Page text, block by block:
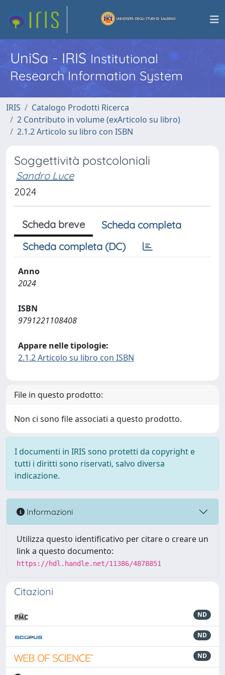
UniSa - IRISInstitutional
Research Information System
IRIS
Catalogo Prodotti Ricerca
2 Contributo in volume (exArticolo su libro)
2.1.2 Articolo su libro con ISBN
Soggettività postcoloniali
Sandro Luce
2024
Scheda breve
Scheda completa
Scheda completa (DC)
Anno
2024
ISBN
9791221108408
Appare nelle tipologie:
2.1.2 Articolo su libro con ISBN
File in questo prodotto:
Non ci sono file associati a questo prodotto.
I documenti in IRIS sono protetti da copyright e
tutti i diritti sono riservati, salvo diversa
indicazione.
Informazioni
Utilizza questo identificativo per citare o creare un
link a questo documento:
https://hdl.handle.net/11386/4878851
Citazioni
ND
ND
ND